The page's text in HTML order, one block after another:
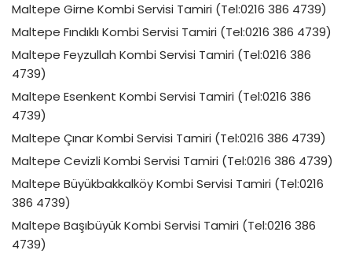
Maltepe Girne Kombi Servisi Tamiri (Tel:0216 386 4739)
Maltepe Fındıklı Kombi Servisi Tamiri (Tel:0216 386 4739)
Maltepe Feyzullah Kombi Servisi Tamiri (Tel:0216 386
4739)
Maltepe Esenkent Kombi Servisi Tamiri (Tel:0216 386
4739)
Maltepe Çınar Kombi Servisi Tamiri (Tel:0216 386 4739)
Maltepe Cevizli Kombi Servisi Tamiri (Tel:0216 386 4739)
Maltepe Büyükbakkalköy Kombi Servisi Tamiri (Tel:0216
386 4739)
Maltepe Başıbüyük Kombi Servisi Tamiri (Tel:0216 386
4739)